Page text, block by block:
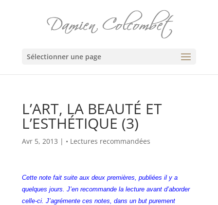
Sélectionner une page
L’ART, LA BEAUTÉ ET
L’ESTHÉTIQUE (3)
Avr 5, 2013 | • Lectures recommandées
Cette note fait suite aux deux premières, publiées il y a
quelques jours. J’en recommande la lecture avant d’aborder
celle-ci. J’agrémente ces notes, dans un but purement